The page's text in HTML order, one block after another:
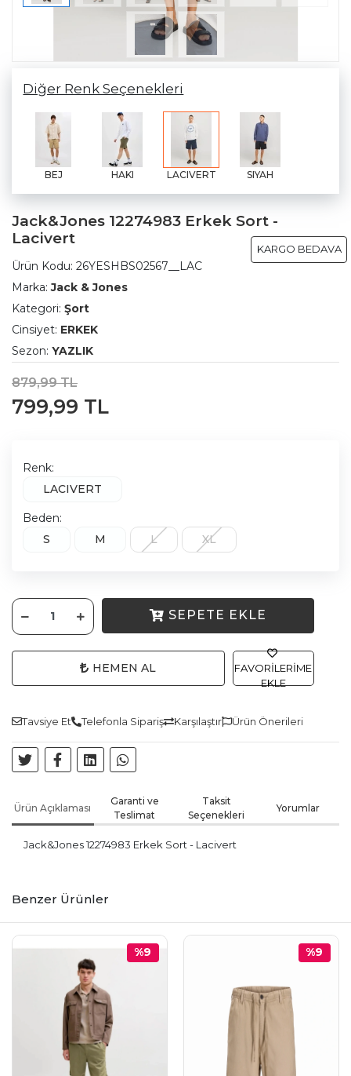
Diğer Renk Seçenekleri
BEJ HAKI LACIVERT SIYAH
Jack&Jones 12274983 Erkek Sort -
Lacivert
KARGO BEDAVA
Ürün Kodu: 26YESHBS02567__LAC
Marka:Jack & Jones
Kategori: Şort
Cinsiyet: ERKEK
Sezon: YAZLIK
879,99 TL
799,99 TL
Renk:
LACIVERT
Beden:
S
M L XL
SEPETE EKLE
HEMEN AL
FAVORILERIME
EKLE
Tavsiye Et Telefonla Sipariş Karşılaştır Ürün Önerileri
Ürün Açıklaması
Garanti ve
Teslimat
Taksit
Seçenekleri
Yorumlar
Jack&Jones 12274983 Erkek Sort - Lacivert
Benzer Ürünler
%9 %9